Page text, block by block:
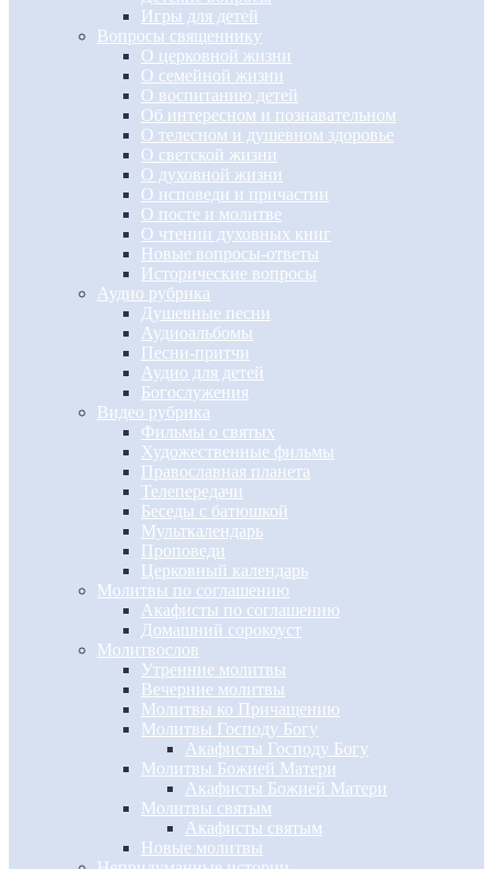
Игры для детей
Вопросы священнику
О церковной жизни
О семейной жизни
О воспитанию детей
Об интересном и познавательном
О телесном и душевном здоровье
О светской жизни
О духовной жизни
О исповеди и причастии
О посте и молитве
О чтении духовных книг
Новые вопросы-ответы
Исторические вопросы
Аудио рубрика
Душевные песни
Аудиоальбомы
Песни-притчи
Аудио для детей
Богослужения
Видео рубрика
Фильмы о святых
Художественные фильмы
Православная планета
Телепередачи
Беседы с батюшкой
Мульткалендарь
Проповеди
Церковный календарь
Молитвы по соглашению
Акафисты по соглашению
Домашний сорокоуст
Молитвослов
Утренние молитвы
Вечерние молитвы
Молитвы ко Причащению
Молитвы Господу Богу
Акафисты Господу Богу
Молитвы Божией Матери
Акафисты Божией Матери
Молитвы святым
Акафисты святым
Новые молитвы